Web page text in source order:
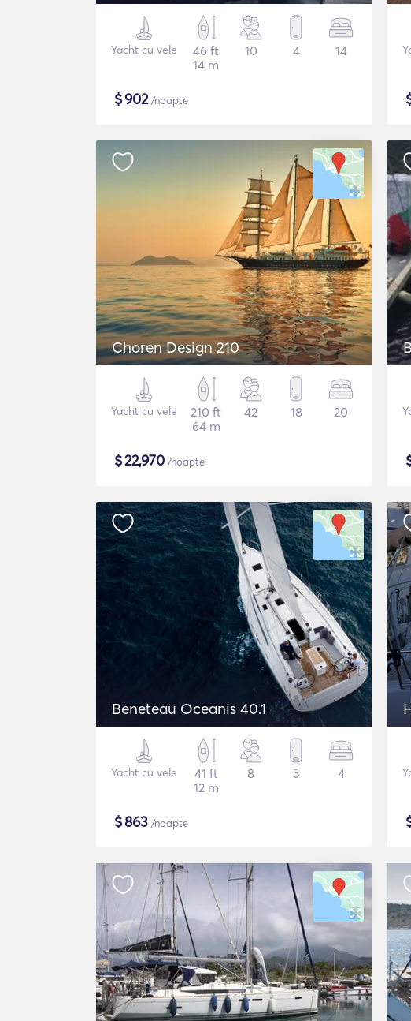
Yacht cu vele
46 ft
14 m
10 4 14
$902/noapte
Choren Design 210
Yacht cu vele
210 ft
64 m
42 18 20
$22,970 /noapte
Beneteau Oceanis 40.1
Yacht cu vele
41 ft
12 m
8 3 4
$863 /noapte